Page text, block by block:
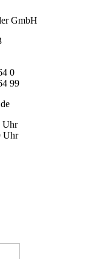
GmbH
0
99
Uhr